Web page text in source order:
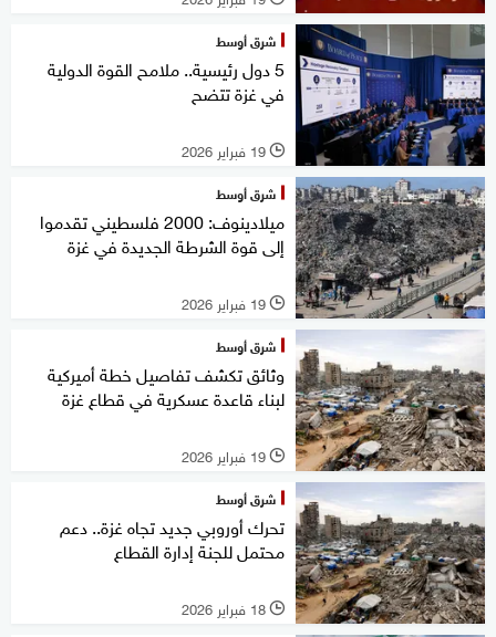
شرق أوسط
5 دول رئيسية.. ملامح القوة الدولية
في غزة تتضح
l 19 فبراير 2026
شرق أوسط
ميلادينوف: 2000 فلسطيني تقدموا
إلى قوة الشرطة الجديدة في غزة
l 19 فبراير 2026
شرق أوسط
وثائق تكشف تفاصيل خطة أميركية
لبناء قاعدة عسكرية في قطاع غزة
l 19 فبراير 2026
شرق أوسط
تحرك أوروبي جديد تجاه غزة.. دعم
محتمل للجنة إدارة القطاع
l 18 فبراير 2026